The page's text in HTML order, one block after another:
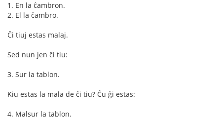
1. En la ĉambron.
2. El la ĉambro.
Ĉi tiuj estas malaj.
Sed nun jen ĉi tiu:
3. Sur la tablon.
Kiu estas la mala de ĉi tiu? Ĉu ĝi estas:
4. Malsur la tablon.